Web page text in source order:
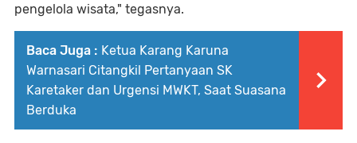
pengelola wisata," tegasnya.
Baca Juga : Ketua Karang Karuna
Warnasari Citangkil Pertanyaan SK
Karetaker dan Urgensi MWKT, Saat Suasana
Berduka